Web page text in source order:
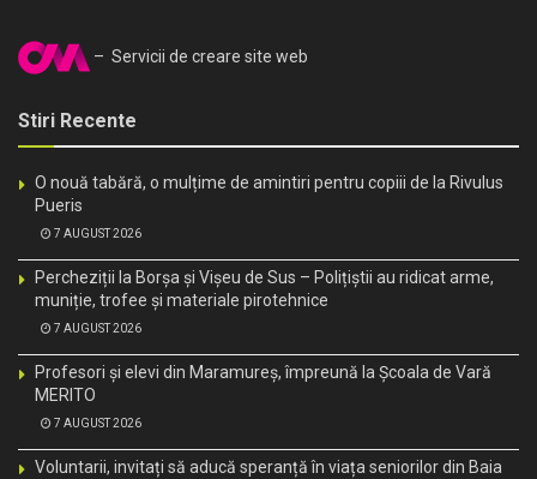
– Servicii de creare site web
Stiri Recente
O nouă tabără, o mulțime de amintiri pentru copiii de la Rivulus
Pueris
7 AUGUST 2026
Percheziții la Borșa și Vișeu de Sus – Polițiștii au ridicat arme,
muniție, trofee și materiale pirotehnice
7 AUGUST 2026
Profesori și elevi din Maramureș, împreună la Școala de Vară
MERITO
7 AUGUST 2026
Voluntarii, invitați să aducă speranță în viața seniorilor din Baia